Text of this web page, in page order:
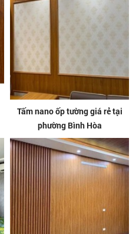
Tấm nano ốp tường giá rẻ tại
phường Bình Hòa